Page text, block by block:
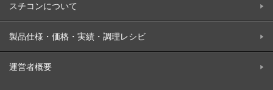
スチコンについて
製品仕様・価格・実績・調理レシビ
運営者概要